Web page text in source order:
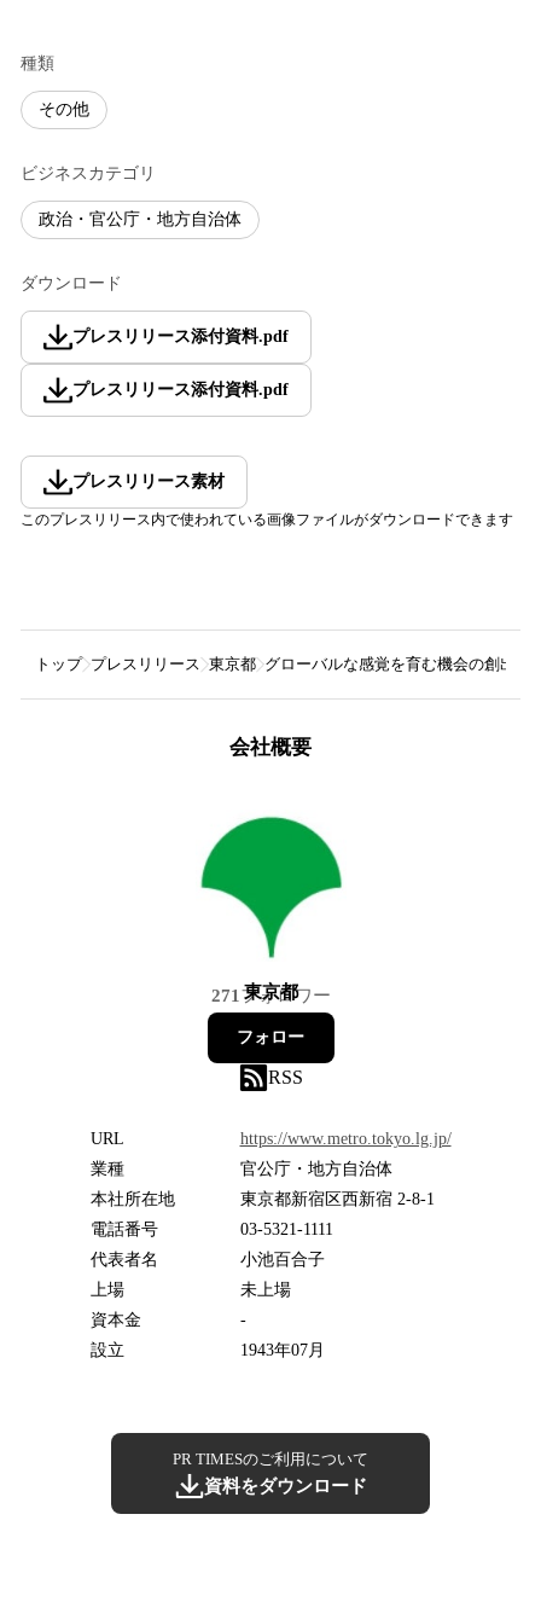
種類
その他
ビジネスカテゴリ
政治・官公庁・地方自治体
ダウンロード
プレスリリース添付資料.pdf
プレスリリース添付資料.pdf
プレスリリース素材
このプレスリリース内で使われている画像ファイルがダウンロードできます
トップ プレスリリース 東京都 グローバルな感覚を育む機会の創出
会社概要
東京都
271 フォロワー
フォロー
RSS
URL
https://www.metro.tokyo.lg.jp/
業種
官公庁・地方自治体
本社所在地
東京都新宿区西新宿 2-8-1
電話番号
03-5321-1111
代表者名
小池百合子
上場
未上場
資本金
-
設立
1943年07月
PR TIMESのご利用について
資料をダウンロード